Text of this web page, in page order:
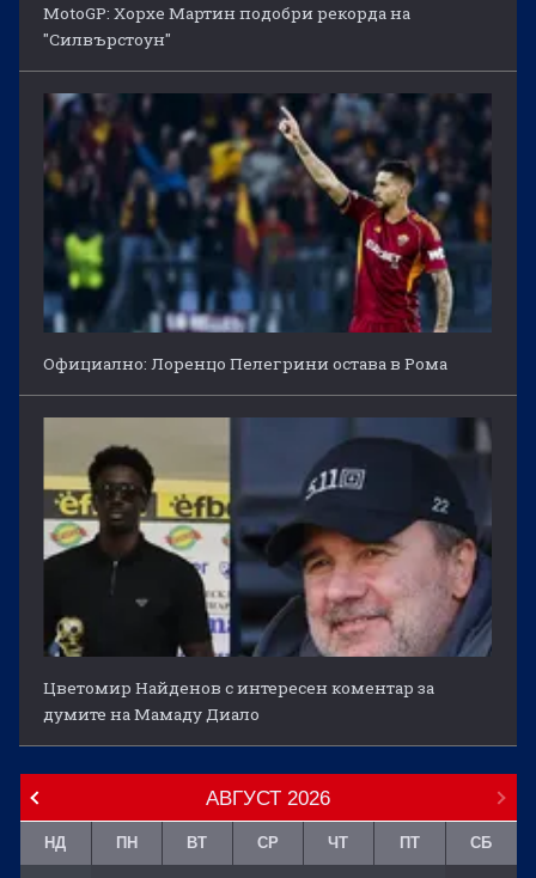
MotoGP: Хорхе Мартин подобри рекорда на
"Силвърстоун"
Официално: Лоренцо Пелегрини остава в Рома
Цветомир Найденов с интересен коментар за
думите на Мамаду Диало
АВГУСТ 2026
НД ПН ВТ СР ЧТ ПТ СБ